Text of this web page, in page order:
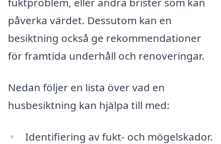
påverka värdet. Dessutom kan en
besiktning också ge rekommendationer
för framtida underhåll och renoveringar.
Nedan följer en lista över vad en
husbesiktning kan hjälpa till med:
Identifiering av fukt- och mögelskador.